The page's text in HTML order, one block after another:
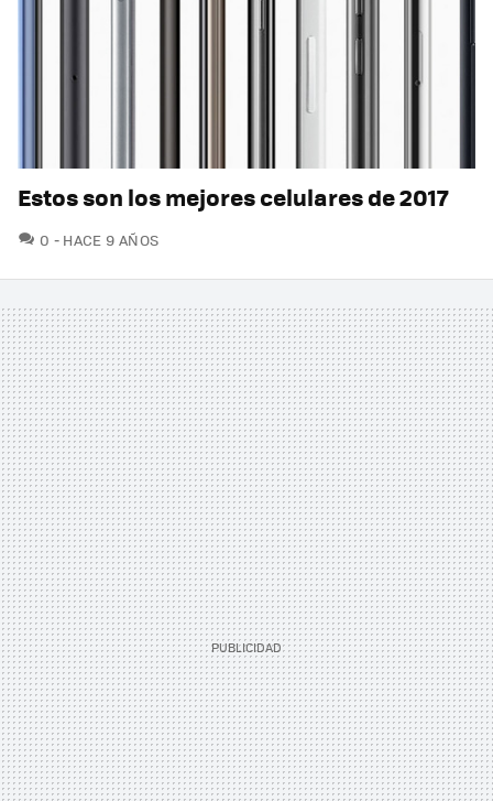
Estos son los mejores celulares de 2017
0 COMENTARIOS
HACE 9 AÑOS